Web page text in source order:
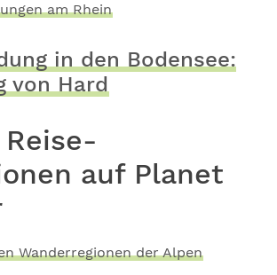
am Rhein
in den Bodensee:
von Hard
auf Planet
Wanderregionen der Alpen